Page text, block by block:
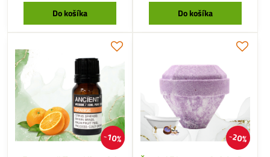
Do košíka Do košíka
10% 20%